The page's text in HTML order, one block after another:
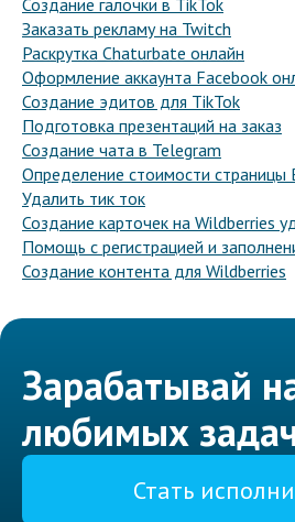
Создание галочки в TikTok
Заказать рекламу на Twitch
Раскрутка Chaturbate онлайн
Оформление аккаунта Facebook
Создание эдитов для TikTok
Подготовка презентаций на заказ
Создание чата в Telegram
Определение стоимости страницы
Удалить тик ток
Создание карточек на Wildberries
Помощь с регистрацией и
Создание контента для Wildberries
Зарабатывай
любимых
Стать